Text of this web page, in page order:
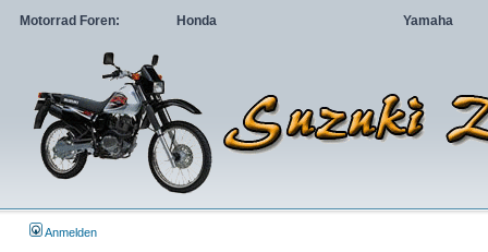
Motorrad Foren: Honda Yamaha
Anmelden